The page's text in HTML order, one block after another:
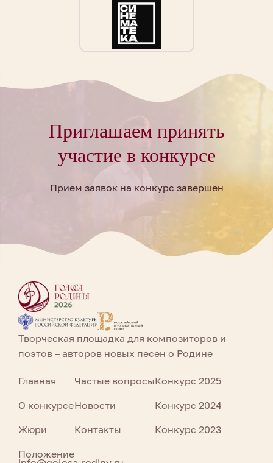
Приглашаем принять
участие в конкурсе
Прием заявок на конкурс завершен
Творческая площадка для композиторов и
поэтов – авторов новых песен о Родине
Главная
О конкурсе
Жюри
Положение
Частые вопросы
Новости
Контакты
Конкурс 2025
Конкурс 2024
Конкурс 2023